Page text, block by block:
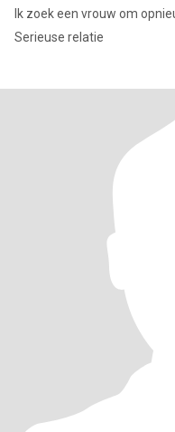
Ik zoek een vrouw om
Serieuse relatie